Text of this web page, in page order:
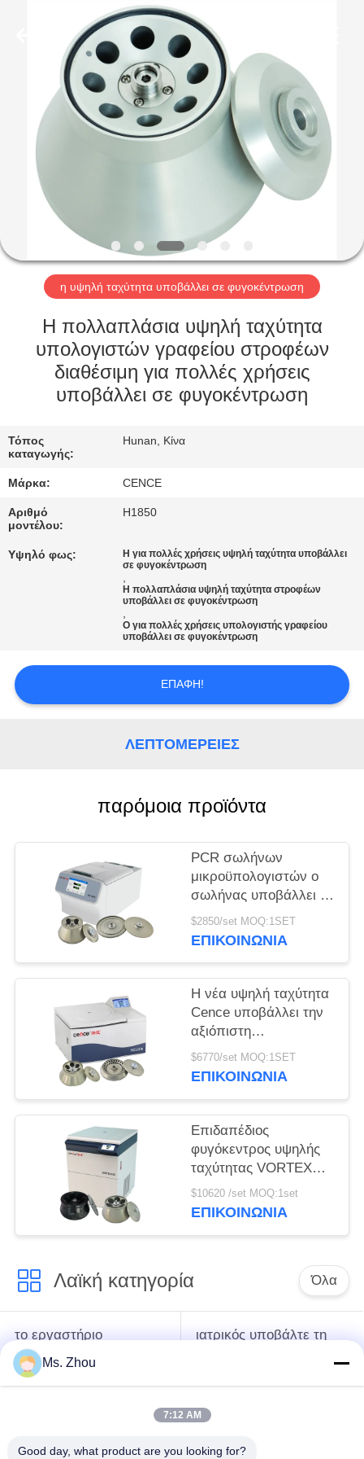
ΣΠΊΤΙ
ΠΡΟΪΌΝΤΑ
ΣΧΕΤΙΚΆ
ΕΜΆΣ
ΕΠΙΣΚΕΨΉ
ΕΡΓΟΣΤΑΣΊΟΥ
ΈΛΕΓΧΟΣ
ΠΟΙΌΤΗΤΑΣ
ΕΠΙΚΟΙΝΩΝΉΣΤΕ
ΜΑΖΊ
ΜΑΣ
ΕΙΔΉΣΕΙΣ
ΥΠΟΘΈΣΕΙΣ
SITEMAP
η υψηλή ταχύτητα υποβάλλει σε φυγοκέντρωση
Η πολλαπλάσια υψηλή ταχύτητα
υπολογιστών γραφείου στροφέων
διαθέσιμη για πολλές χρήσεις
υποβάλλει σε φυγοκέντρωση
Τόπος
καταγωγής:
Hunan, Κίνα
Μάρκα: CENCE
Αριθμό
μοντέλου:
H1850
Υψηλό φως:
Η για πολλές χρήσεις υψηλή ταχύτητα υποβάλλει
σε φυγοκέντρωση
,
Η πολλαπλάσια υψηλή ταχύτητα στροφέων
υποβάλλει σε φυγοκέντρωση
,
Ο για πολλές χρήσεις υπολογιστής γραφείου
υποβάλλει σε φυγοκέντρωση
ΕΠΑΦΉ!
ΛΕΠΤΟΜΈΡΕΙΕΣ
παρόμοια προϊόντα
PCR σωλήνων
μικροϋπολογιστών ο
σωλήνας υποβάλλει το
καθολικό υψηλής
ταχύτητας σε
$2850/set MOQ:1SET
ΕΠΙΚΟΙΝΩΝΊΑ
Η νέα υψηλή ταχύτητα
Cence υποβάλλει την
αξιόπιστη
φυγοκεντρικότητα για
τη μοριακή βιολογία σε
$6770/set MOQ:1SET
ΕΠΙΚΟΙΝΩΝΊΑ
Επιδαπέδιος
φυγόκεντρος υψηλής
ταχύτητας VORTEX
10K με γωνιακούς
ρότορες μεγάλης
$10620 /set MOQ:1set
ΕΠΙΚΟΙΝΩΝΊΑ
Λαϊκή κατηγορία Όλα
το εργαστήριο
υποβάλλει τη μηχανή
σε φυγοκέντρωση
ιατρικός υποβάλτε τη
σε φυγοκέντρωση
κατεψυγμένος
Ms. Zhou
7:12 AM
Good day, what product are you looking for?